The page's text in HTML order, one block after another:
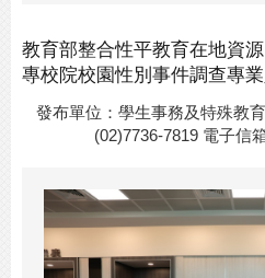
教育部整合性平教育在地資
專校院校園性別事件調查專
發布單位：學生事務及特殊教
(02)7736-7819 電子信